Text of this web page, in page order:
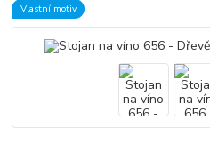
Vlastní motiv